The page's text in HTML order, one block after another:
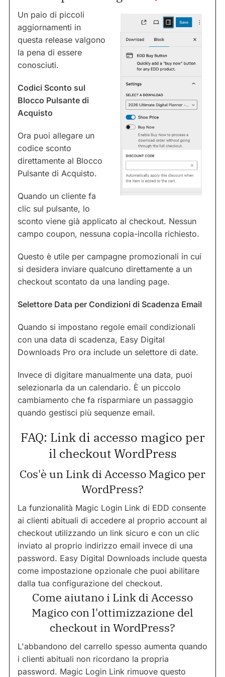
Un paio di piccoli
aggiornamenti in
questa release valgono
la pena di essere
conosciuti.
Codici Sconto sul
Blocco Pulsante di
Acquisto
Ora puoi allegare un
codice sconto
direttamente al Blocco
Pulsante di Acquisto.
Quando un cliente fa
clic sul pulsante, lo
sconto viene già applicato al checkout. Nessun
campo coupon, nessuna copia-incolla richiesto.
Questo è utile per campagne promozionali in cui
si desidera inviare qualcuno direttamente a un
checkout scontato da una landing page.
Selettore Data per Condizioni di Scadenza Email
Quando si impostano regole email condizionali
con una data di scadenza, Easy Digital
Downloads Pro ora include un selettore di date.
Invece di digitare manualmente una data, puoi
selezionarla da un calendario. È un piccolo
cambiamento che fa risparmiare un passaggio
quando gestisci più sequenze email.
FAQ: Link di accesso magico per
il checkout WordPress
Cos'è un Link di Accesso Magico per
WordPress?
La funzionalità Magic Login Link di EDD consente
ai clienti abituali di accedere al proprio account al
checkout utilizzando un link sicuro e con un clic
inviato al proprio indirizzo email invece di una
password. Easy Digital Downloads include questa
come impostazione opzionale che puoi abilitare
dalla tua configurazione del checkout.
Come aiutano i Link di Accesso
Magico con l'ottimizzazione del
checkout in WordPress?
L'abbandono del carrello spesso aumenta quando
i clienti abituali non ricordano la propria
password. Magic Login Link rimuove questo